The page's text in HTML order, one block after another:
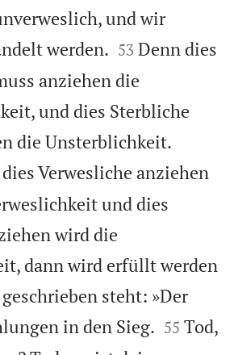
und wir
werden. 

53 Denn dies
anziehen die
und dies Sterbliche
die Unsterblichkeit.
Verwesliche anziehen
und dies
wird die
dann wird erfüllt werden
steht: »Der
in den Sieg. 

55 Tod,